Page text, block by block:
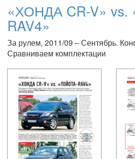
«ХОНДА CR-V»
RAV4»
За рулем, 2011/09 – Сентябрь.
Сравниваем комплектации